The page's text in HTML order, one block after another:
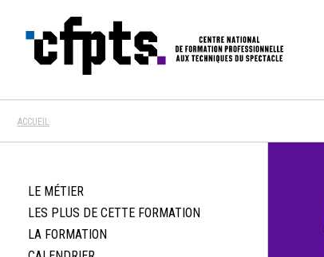
ACCUEIL
LE MÉTIER
LES PLUS DE CETTE FORMATION
LA FORMATION